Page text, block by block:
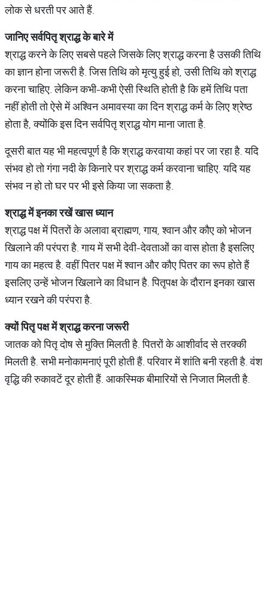
लोक से धरती पर आते हैं.
जानिए सर्वपितृ श्राद्ध के बारे में
श्राद्ध करने के लिए सबसे पहले जिसके लिए श्राद्ध करना है उसकी तिथि
का ज्ञान होना जरूरी है. जिस तिथि को मृत्यु हुई हो, उसी तिथि को श्राद्ध
करना चाहिए. लेकिन कभी-कभी ऐसी स्थिति होती है कि हमें तिथि पता
नहीं होती तो ऐसे में अश्विन अमावस्या का दिन श्राद्ध कर्म के लिए श्रेष्ठ
होता है, क्योंकि इस दिन सर्वपितृ श्राद्ध योग माना जाता है.
दूसरी बात यह भी महत्वपूर्ण है कि श्राद्ध करवाया कहां पर जा रहा है. यदि
संभव हो तो गंगा नदी के किनारे पर श्राद्ध कर्म करवाना चाहिए. यदि यह
संभव न हो तो घर पर भी इसे किया जा सकता है.
श्राद्ध में इनका रखें खास ध्यान
श्राद्ध पक्ष में पितरों के अलावा ब्राह्मण, गाय, श्वान और कौए को भोजन
खिलाने की परंपरा है. गाय में सभी देवी-देवताओं का वास होता है इसलिए
गाय का महत्व है. वहीं पितर पक्ष में श्वान और कौए पितर का रूप होते हैं
इसलिए उन्हें भोजन खिलाने का विधान है. पितृपक्ष के दौरान इनका खास
ध्यान रखने की परंपरा है.
क्यों पितृ पक्ष में श्राद्ध करना जरूरी
जातक को पितृ दोष से मुक्ति मिलती है. पितरों के आशीर्वाद से तरक्की
मिलती है. सभी मनोकामनाएं पूरी होती हैं. परिवार में शांति बनी रहती है. वंश
वृद्धि की रुकावटें दूर होती हैं. आकस्मिक बीमारियों से निजात मिलती है.